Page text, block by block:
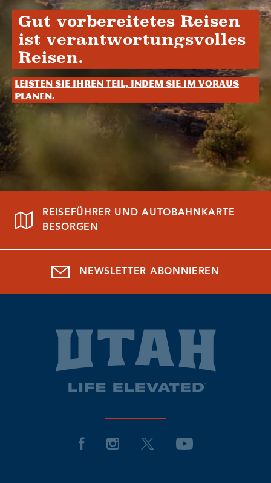
Gut vorbereitetes Reisen
ist verantwortungsvolles
Reisen.
Leisten Sie Ihren Teil, indem Sie im Voraus
planen.
REISEFÜHRER UND AUTOBAHNKARTE
BESORGEN
NEWSLETTER ABONNIEREN